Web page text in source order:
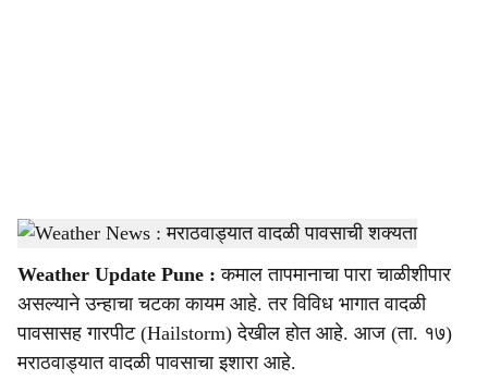
a
r
Weather Update-Agrowon
Weather Update Pune :कमाल तापमानाचा पारा चाळीशीपार
असल्याने उन्हाचा चटका कायम आहे. तर विविध भागात वादळी
पावसासह गारपीट (Hailstorm) देखील होत आहे. आज (ता. १७)
मराठवाड्यात वादळी पावसाचा इशारा आहे.